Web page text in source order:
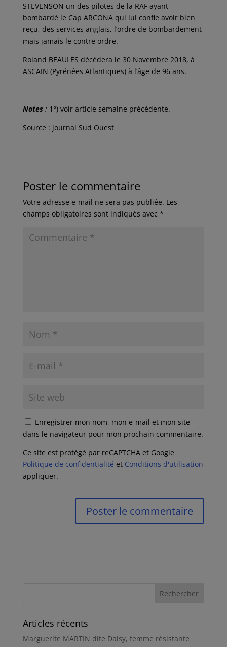
STEVENSON un des pilotes de la RAF ayant
bombardé le Cap ARCONA qui lui confie avoir bien
reçu, des services anglais, l’ordre de bombardement
mais jamais le contre ordre.
Roland BEAULES décèdera le 30 Novembre 2018, à
ASCAIN (Pyrénées Atlantiques) à l’âge de 96 ans.
Notes : 1°) voir article semaine précédente.
Source : journal Sud Ouest
Poster le commentaire
Votre adresse e-mail ne sera pas publiée. Les
champs obligatoires sont indiqués avec *
Enregistrer mon nom, mon e-mail et mon site
dans le navigateur pour mon prochain commentaire.
Ce site est protégé par reCAPTCHA et Google
Politique de confidentialité et Conditions d'utilisation
appliquer.
Articles récents
Marguerite MARTIN dite Daisy, femme résistante